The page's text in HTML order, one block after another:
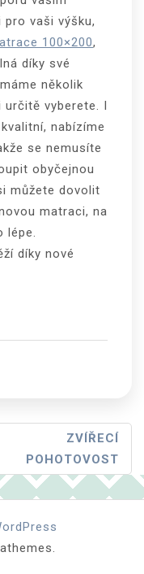
vaši výšku,
100×200,
díky své
několik
vyberete. I
nabízíme
se nemusíte
obyčejnou
můžete dovolit
matraci, na
lépe.
díky nové
ZVÍŘECÍ
POHOTOVOST